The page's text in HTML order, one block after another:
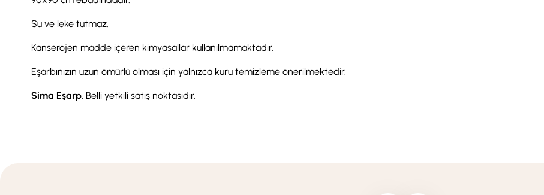
Su ve leke tutmaz.
Kanserojen madde içeren kimyasallar kullanılmamaktadır.
Eşarbınızın uzun ömürlü olması için yalnızca kuru temizleme önerilmektedir.
Sima Eşarp, Belli yetkili satış noktasıdır.